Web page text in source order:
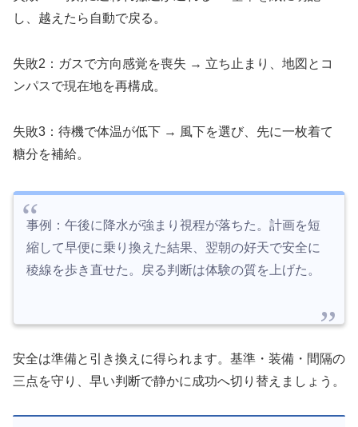
し、越えたら自動で戻る。
失敗2：ガスで方向感覚を喪失 → 立ち止まり、地図とコ
ンパスで現在地を再構成。
失敗3：待機で体温が低下 → 風下を選び、先に一枚着て
糖分を補給。
事例：午後に降水が強まり視程が落ちた。計画を短
縮して早便に乗り換えた結果、翌朝の好天で安全に
稜線を歩き直せた。戻る判断は体験の質を上げた。
安全は準備と引き換えに得られます。基準・装備・間隔の
三点を守り、早い判断で静かに成功へ切り替えましょう。